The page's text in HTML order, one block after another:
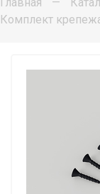
Комплект